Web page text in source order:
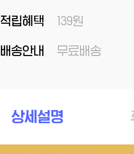
적립혜택 139원
배송안내 무료배송
상세설명